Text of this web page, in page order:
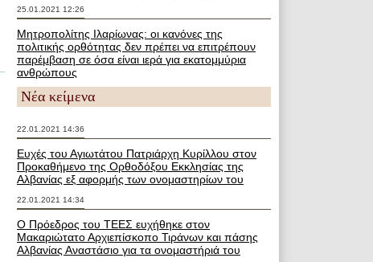
25.01.2021 12:26
Μητροπολίτης Ιλαρίωνας: οι κανόνες της
πολιτικής ορθότητας δεν πρέπει να επιτρέπουν
παρέμβαση σε όσα είναι ιερά για εκατομμύρια
ανθρώπους
Νέα κείμενα
22.01.2021 14:36
Ευχές του Αγιωτάτου Πατριάρχη Κυρίλλου στον
Προκαθήμενο της Ορθοδόξου Εκκλησίας της
Αλβανίας εξ αφορμής των ονομαστηρίων του
22.01.2021 14:34
Ο Πρόεδρος του ΤΕΕΣ ευχήθηκε στον
Μακαριώτατο Αρχιεπίσκοπο Τιράνων και πάσης
Αλβανίας Αναστάσιο για τα ονομαστήριά του